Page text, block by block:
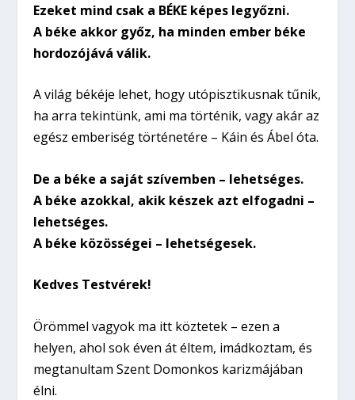
Ezeket mind csak a BÉKE képes legyőzni.
A béke akkor győz, ha minden ember béke
hordozójává válik.
A világ békéje lehet, hogy utópisztikusnak tűnik,
ha arra tekintünk, ami ma történik, vagy akár az
egész emberiség történetére – Káin és Ábel óta.
De a béke a saját szívemben – lehetséges.
A béke azokkal, akik készek azt elfogadni –
lehetséges.
A béke közösségei – lehetségesek.
Kedves Testvérek!
Örömmel vagyok ma itt köztetek – ezen a
helyen, ahol sok éven át éltem, imádkoztam, és
megtanultam Szent Domonkos karizmájában
élni.